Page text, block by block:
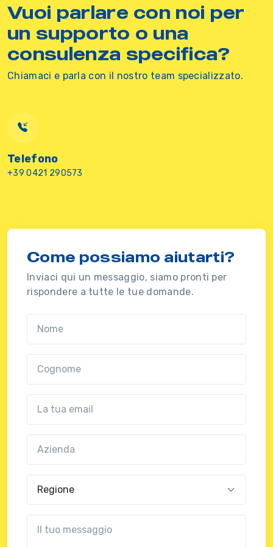
Vuoi parlare con noi per
un supporto o una
consulenza specifica?
Chiamaci e parla con il nostro team specializzato.
Telefono
+39 0421 290573
Come possiamo aiutarti?
Inviaci qui un messaggio, siamo pronti per
rispondere a tutte le tue domande.